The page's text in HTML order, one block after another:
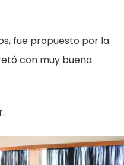
fue propuesto por la
con muy buena